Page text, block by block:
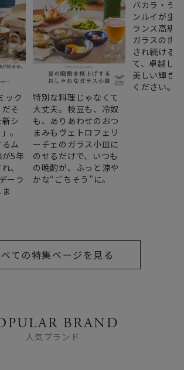
ック
そ
シ
。
ム
5年
、
ーラ
特別な料理じゃなくて
大丈夫。枝豆も、冷奴
も、ありあわせのおつ
まみもヴェトロフェリ
ーチェのガラス小皿に
のせるだけで、いつも
の晩酌が、ふっと涼や
かな“ごちそう”に。
バカラ・ラ
ンルイが生
ランス高級
ガラスの世
され続ける
て、卓越し
美しい輝き
ください。
ての特集ページを見る
BRAND
人気ブランド